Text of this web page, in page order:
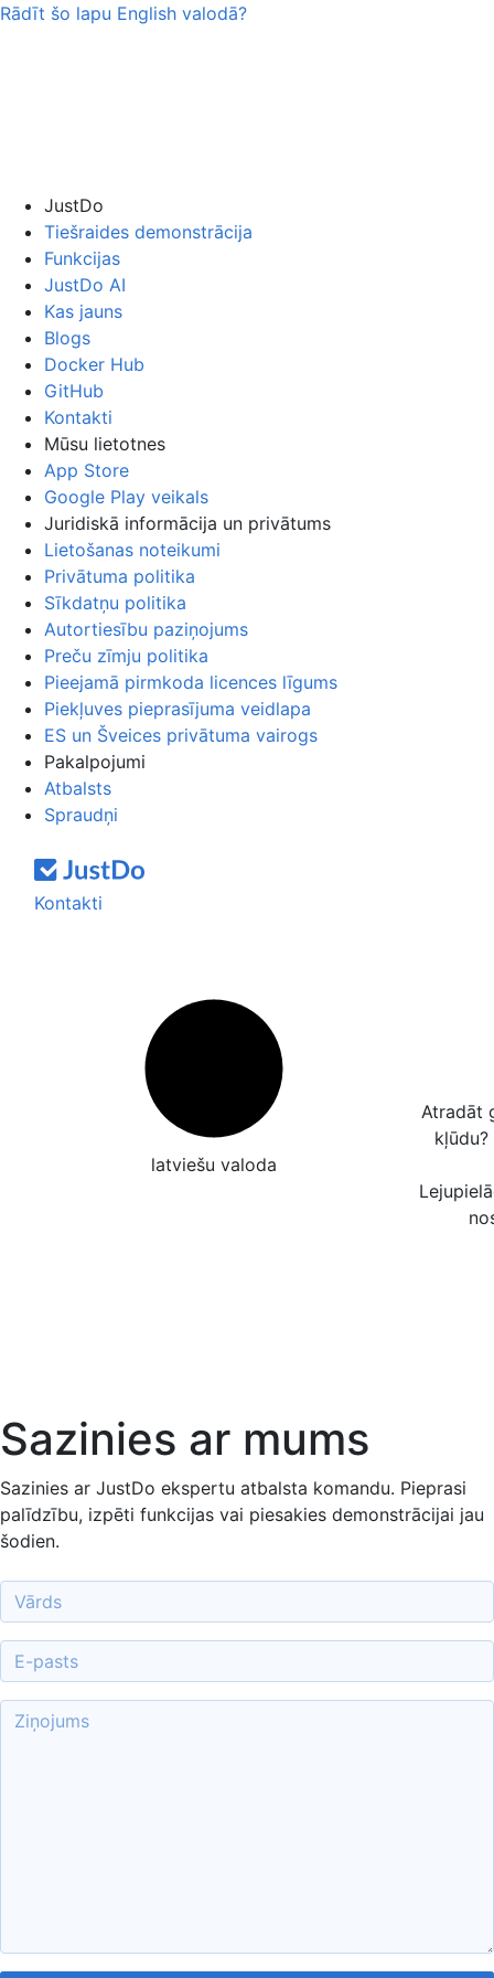
Rādīt šo lapu English valodā?
JustDo
Tiešraides demonstrācija
Funkcijas
JustDo AI
Kas jauns
Blogs
Docker Hub
GitHub
Kontakti
Mūsu lietotnes
App Store
Google Play veikals
Juridiskā informācija un privātums
Lietošanas noteikumi
Privātuma politika
Sīkdatņu politika
Autortiesību paziņojums
Preču zīmju politika
Pieejamā pirmkoda licences līgums
Piekļuves pieprasījuma veidlapa
ES un Šveices privātuma vairogs
Pakalpojumi
Atbalsts
Spraudņi
Kontakti
latviešu valoda
Atradāt
kļūdu?
Sazinies ar mums
Sazinies ar JustDo ekspertu atbalsta komandu. Pieprasi
palīdzību, izpēti funkcijas vai piesakies demonstrācijai jau
šodien.